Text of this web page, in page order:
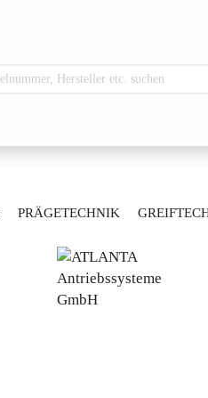
Konto
Passwort
PRÄGETECHNIK